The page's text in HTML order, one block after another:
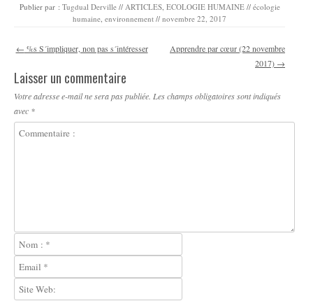
Publier par : Tugdual Derville // ARTICLES, ECOLOGIE HUMAINE // écologie
humaine environnement // novembre 22, 2017
Navigation des articles
← %s S´impliquer, non pas s´intéresser
Apprendre par cœur (22 novembre
2017) →
Laisser un commentaire
Votre adresse e-mail ne sera pas publiée. Les champs obligatoires sont indiqués
avec *